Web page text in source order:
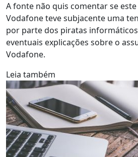
A fonte não quis comentar se
Vodafone teve subjacente uma
por parte dos piratas
eventuais explicações sobre o
Vodafone.
Leia também